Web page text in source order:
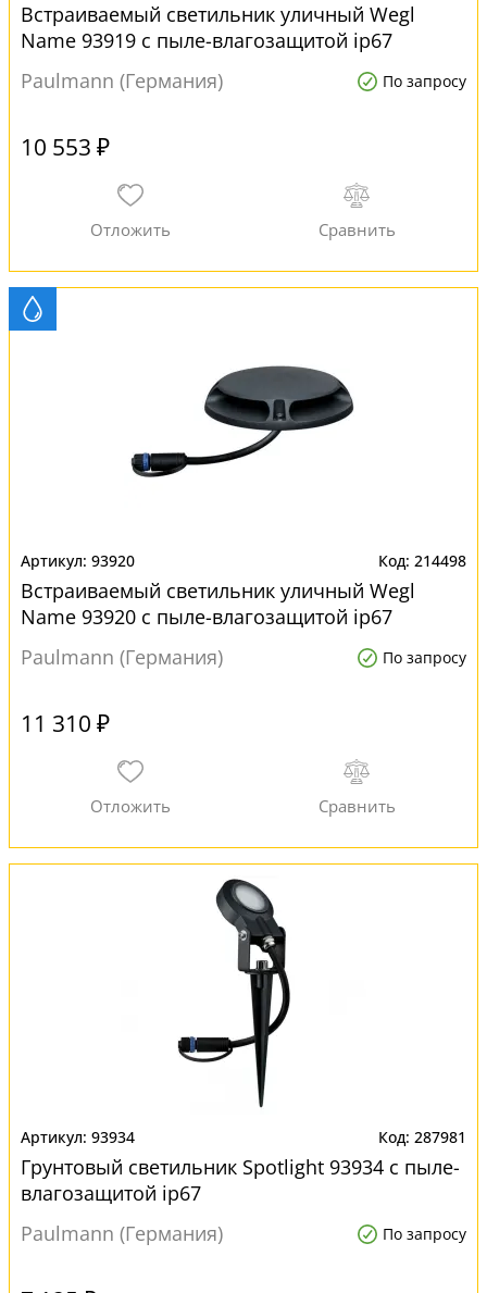
Встраиваемый светильник уличный Wegl
Name 93919 с пыле-влагозащитой ip67
Paulmann (Германия)
По запросу
10 553 ₽
93920 214498
Встраиваемый светильник уличный Wegl
Name 93920 с пыле-влагозащитой ip67
Paulmann (Германия)
По запросу
11 310 ₽
93934 287981
Грунтовый светильник Spotlight 93934 с пыле-
влагозащитой ip67
Paulmann (Германия)
По запросу